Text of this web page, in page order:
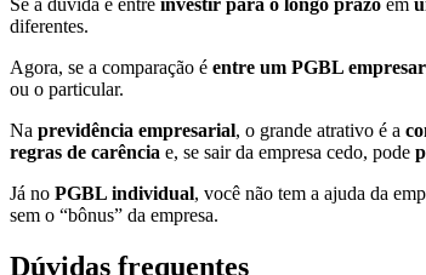
Se a dúvida é entre investir para o longo prazo em
diferentes.
Agora, se a comparação é entre um PGBL
ou o particular.
Na previdência empresarial, o grande atrativo é a
regras de carência e, se sair da empresa cedo, pode
Já no PGBL individual, você não tem a ajuda da
sem o “bônus” da empresa.
Dúvidas frequentes